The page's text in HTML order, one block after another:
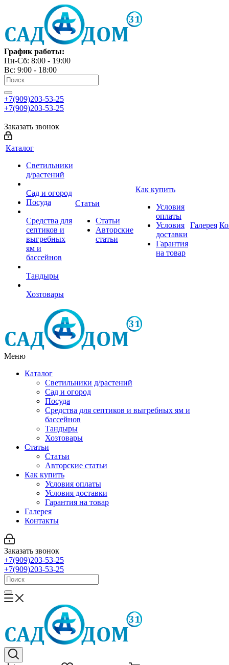
График работы:
Пн-Сб: 8:00 - 19:00
Вс: 9:00 - 18:00
+7(909)203-53-25
+7(909)203-53-25
Заказать звонок
Каталог
Светильники
д/растений
Сад и огород
Посуда
Средства для
септиков и
выгребных
ям и
бассейнов
Тандыры
Хозтовары
Статьи
Статьи
Авторские
статьи
Как купить
Условия
оплаты
Условия
доставки
Гарантия
на товар
Галерея
Меню
Каталог
Светильники д/растений
Сад и огород
Посуда
Средства для септиков и выгребных ям и
бассейнов
Тандыры
Хозтовары
Статьи
Статьи
Авторские статьи
Как купить
Условия оплаты
Условия доставки
Гарантия на товар
Галерея
Контакты
Заказать звонок
+7(909)203-53-25
+7(909)203-53-25